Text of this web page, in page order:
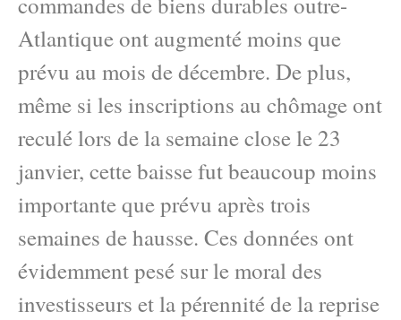
Atlantique ont augmenté moins que
prévu au mois de décembre. De plus,
même si les inscriptions au chômage ont
reculé lors de la semaine close le 23
janvier, cette baisse fut beaucoup moins
importante que prévu après trois
semaines de hausse. Ces données ont
évidemment pesé sur le moral des
investisseurs et la pérennité de la reprise